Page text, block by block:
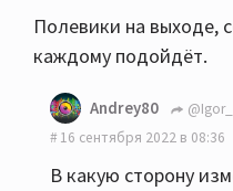
Полевики на выходе,
каждому подойдёт.
Andrey80
16 сентября 2022 в 08:36
В какую сторону